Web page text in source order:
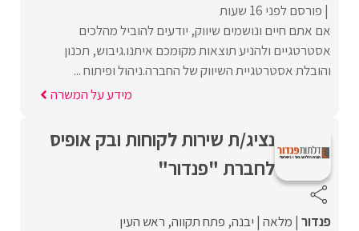
פורסם לפני 16 שעות
אם אתם חיים ונושמים שיווק, יודעים להוביל מהלכים
אסטרטגיים ולהניע תוצאות מקומכם איתנו.גיבוש, תכנון
והובלת אסטרטגיית השיווק של החברה.ניהול ופיתוח ...
מידע על המשרה
נציג/ת שירות לקוחות ובק אופיס
לחברת "פנדור"
פנדור מלאה יבנה פתח תקווה ראש העין